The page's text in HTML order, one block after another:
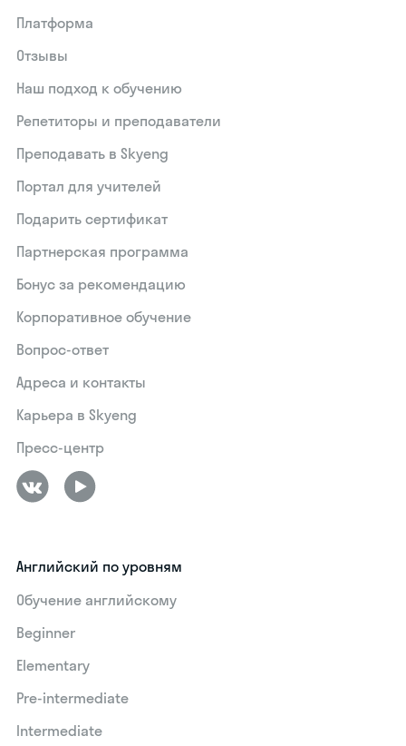
Платформа
Отзывы
Наш подход к обучению
Репетиторы и преподаватели
Преподавать в Skyeng
Портал для учителей
Подарить сертификат
Партнерская программа
Бонус за рекомендацию
Корпоративное обучение
Вопрос-ответ
Адреса и контакты
Карьера в Skyeng
Пресс-центр
Английский по уровням
Обучение английскому
Beginner
Elementary
Pre-intermediate
Intermediate